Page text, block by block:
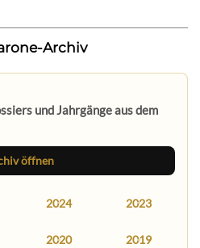
Archiv
und Jahrgänge aus dem
öffnen
2024 2023
2020 2019